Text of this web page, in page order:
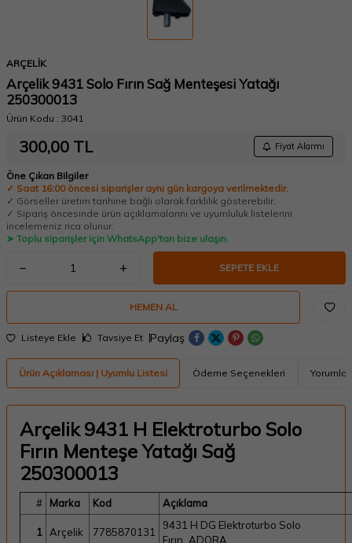
ARÇELİK
Arçelik 9431 Solo Fırın Sağ Menteşesi Yatağı
250300013
Ürün Kodu : 3041
300,00 TL Fiyat Alarmı
Öne Çıkan Bilgiler
✓ Saat 16:00 öncesi siparişler aynı gün kargoya verilmektedir.
✓ Görseller üretim tarihine bağlı olarak farklılık gösterebilir.
✓ Sipariş öncesinde ürün açıklamalarını ve uyumluluk listelerini
incelemeniz rica olunur.
➤ Toplu siparişler için WhatsApp'tan bize ulaşın.
SEPETE EKLE
HEMEN AL
Listeye Ekle Tavsiye Et Paylaş
Ürün Açıklaması | Uyumlu Listesi Ödeme Seçenekleri Yorumlar
Arçelik 9431 H Elektroturbo Solo
Fırın Menteşe Yatağı Sağ
250300013
# Marka Kod Açıklama
1 Arçelik 7785870131
9431 H DG Elektroturbo Solo
Fırın_ADORA